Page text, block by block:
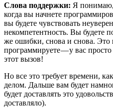
Слова поддержки: Я понимаю,
когда вы начнете
вы будете чувствовать
некомпетентность. Вы будете
же ошибки, снова и снова. Это
программируете — у вас
этот вызов!
Но все это требует времени,
делом. Дальше вам будет
будет доставлять это
доставляло).